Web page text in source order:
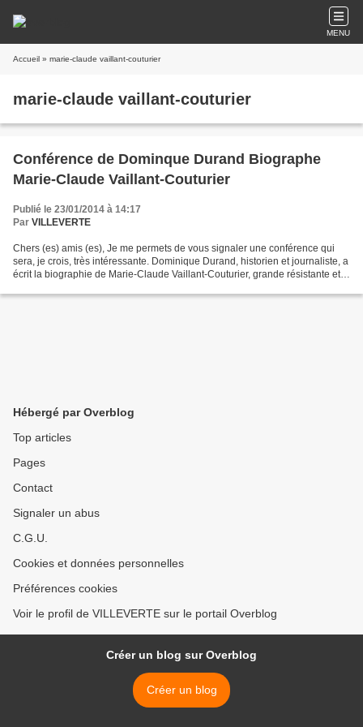
MENU
Accueil » marie-claude vaillant-couturier
marie-claude vaillant-couturier
Conférence de Dominque Durand Biographe
Marie-Claude Vaillant-Couturier
Publié le 23/01/2014 à 14:17
Par VILLEVERTE
Chers (es) amis (es), Je me permets de vous signaler une conférence qui
sera, je crois, très intéressante. Dominique Durand, historien et journaliste, a
écrit la biographie de Marie-Claude Vaillant-Couturier, grande résistante et
Hébergé par Overblog
Top articles
Pages
Contact
Signaler un abus
C.G.U.
Cookies et données personnelles
Préférences cookies
Voir le profil de VILLEVERTE sur le portail Overblog
Créer un blog sur Overblog
Créer un blog